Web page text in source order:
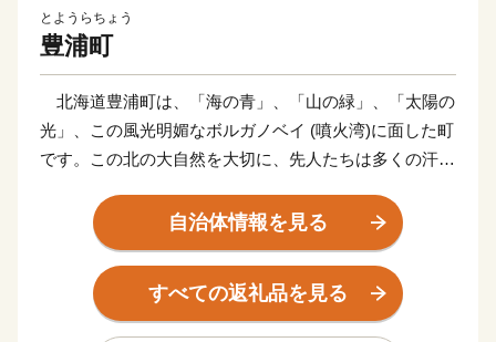
とようらちょう
豊浦町
北海道豊浦町は、「海の青」、「山の緑」、「太陽の
光」、この風光明媚なボルガノベイ (噴火湾)に面した町
です。この北の大自然を大切に、先人たちは多くの汗を
の豊浦町があり、私たちは、この流した汗にまた一汗一
汗適応した施策を推し進め、次世代に受け継いでいかな
ければならないと考えています。
本町は従前より第一次産業において、大きく成長をし
自治体情報を見る
すべての返礼品を見る